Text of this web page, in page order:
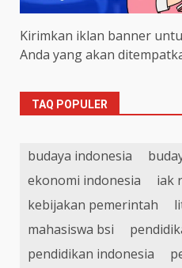
Kirimkan iklan banner
Anda yang akan
TAQ POPULER
budaya indonesia
ekonomi indonesia
iak
kebijakan pemerintah
mahasiswa bsi
pendidikan indonesia